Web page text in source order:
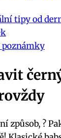
tipy od
poznámky
způsob, ?